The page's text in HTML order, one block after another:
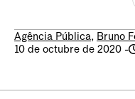
Agência Pública, Bruno
10 de octubre de 2020 -